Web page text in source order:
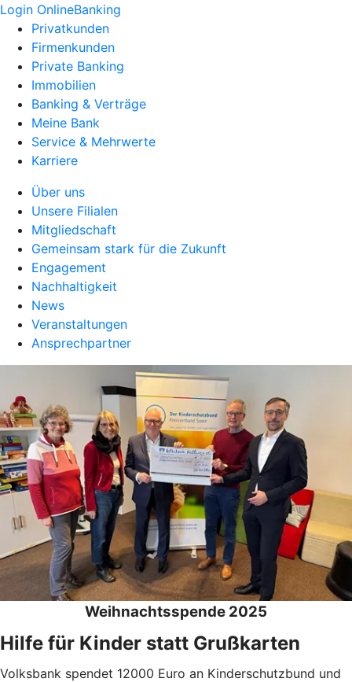
Login OnlineBanking
Privatkunden
Firmenkunden
Private Banking
Immobilien
Banking & Verträge
Meine Bank
Service & Mehrwerte
Karriere
Über uns
Unsere Filialen
Mitgliedschaft
Gemeinsam stark für die Zukunft
Engagement
Nachhaltigkeit
News
Veranstaltungen
Ansprechpartner
Weihnachtsspende 2025
Hilfe für Kinder statt Grußkarten
Volksbank spendet 12000 Euro an Kinderschutzbund und